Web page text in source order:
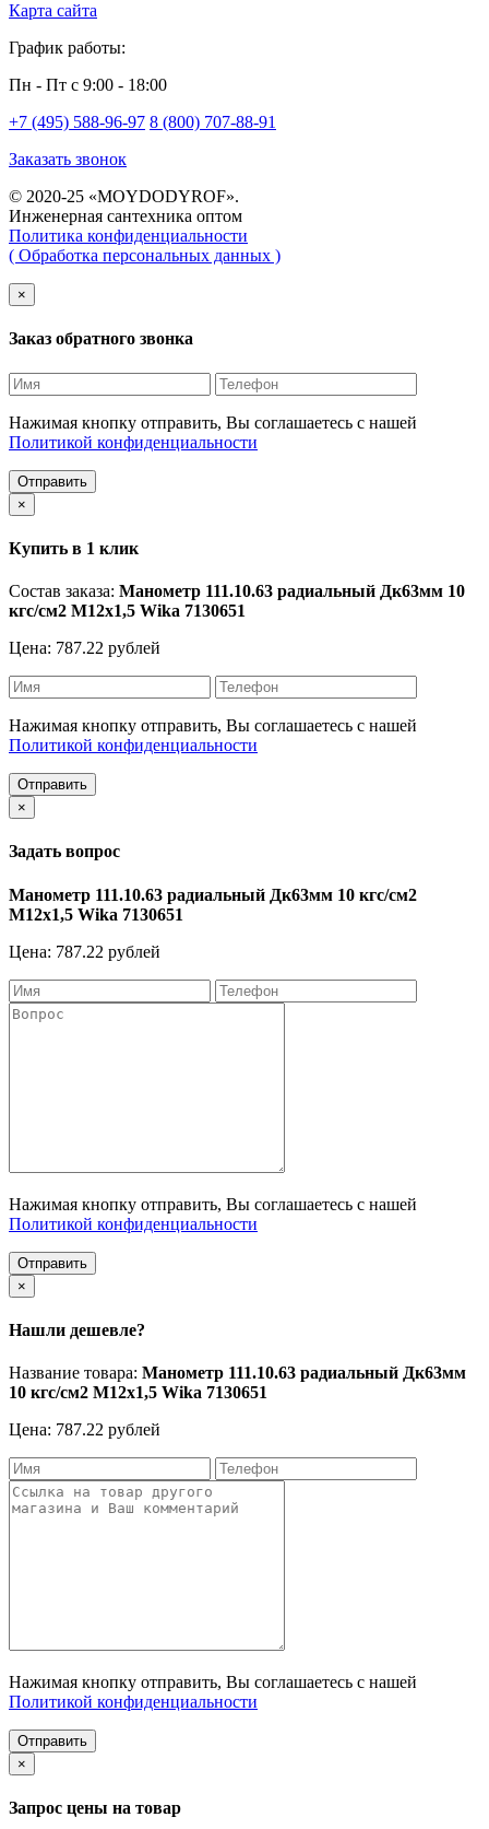
Карта сайта
График работы:
Пн - Пт с 9:00 - 18:00
+7 (495) 588-96-97 8 (800) 707-88-91
Заказать звонок
© 2020-25 «MOYDODYROF».
Инженерная сантехника оптом
Политика конфиденциальности
( Обработка персональных данных )
×
Заказ обратного звонка
Нажимая кнопку отправить, Вы соглашаетесь с нашей
Политикой конфиденциальности
Отправить
×
Купить в 1 клик
Состав заказа: Манометр 111.10.63 радиальный Дк63мм 10
кгс/см2 М12х1,5 Wika 7130651
Цена: 787.22 рублей
Нажимая кнопку отправить, Вы соглашаетесь с нашей
Политикой конфиденциальности
Отправить
×
Задать вопрос
Манометр 111.10.63 радиальный Дк63мм 10 кгс/см2
М12х1,5 Wika 7130651
Цена: 787.22 рублей
Нажимая кнопку отправить, Вы соглашаетесь с нашей
Политикой конфиденциальности
Отправить
×
Нашли дешевле?
Название товара: Манометр 111.10.63 радиальный Дк63мм
10 кгс/см2 М12х1,5 Wika 7130651
Цена: 787.22 рублей
Нажимая кнопку отправить, Вы соглашаетесь с нашей
Политикой конфиденциальности
Отправить
×
Запрос цены на товар